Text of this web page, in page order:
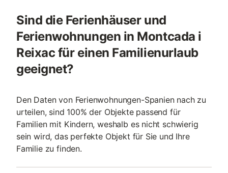
Sind die Ferienhäuser und
Ferienwohnungen in Montcada i
Reixac für einen Familienurlaub
geeignet?
Den Daten von Ferienwohnungen-Spanien nach zu
urteilen, sind 100% der Objekte passend für
Familien mit Kindern, weshalb es nicht schwierig
sein wird, das perfekte Objekt für Sie und Ihre
Familie zu finden.